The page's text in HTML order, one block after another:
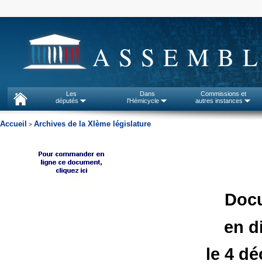
Les
députés
Dans
l'Hémicycle
Commissions et
autres instances
Accueil > Archives de la XIème législature
en
le 4